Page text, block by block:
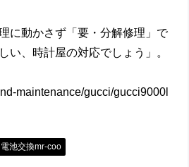
に動かさず「要・分解修理」で
い、時計屋の対応でしょう」。
maintenance/gucci/gucci9000l
電池交換mr-coo